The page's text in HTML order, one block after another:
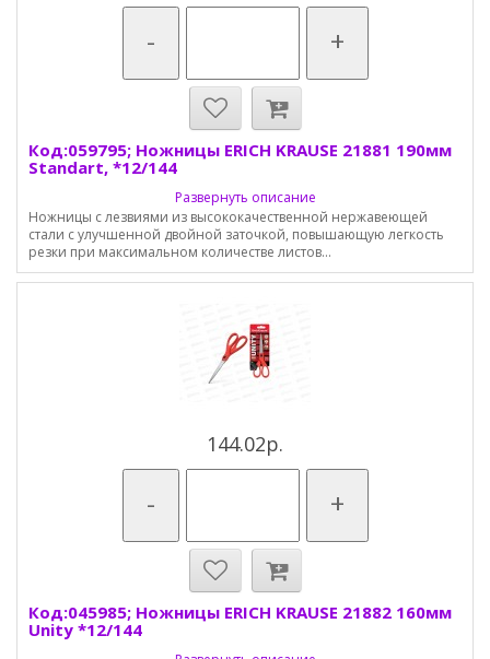
- +
Код:059795; Ножницы ERICH KRAUSE 21881 190мм
Standart, *12/144
Развернуть описание
Ножницы с лезвиями из высококачественной нержавеющей
стали с улучшенной двойной заточкой, повышающую легкость
резки при максимальном количестве листов...
144.02р.
- +
Код:045985; Ножницы ERICH KRAUSE 21882 160мм
Unity *12/144